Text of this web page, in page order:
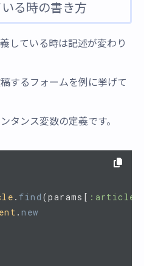
る時の書き方
している時は記述が変わり
するフォームを例に挙げて
タンス変数の定義です。
. find (params [
.new